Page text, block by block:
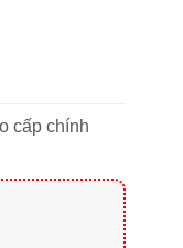
₫.
cấp chính